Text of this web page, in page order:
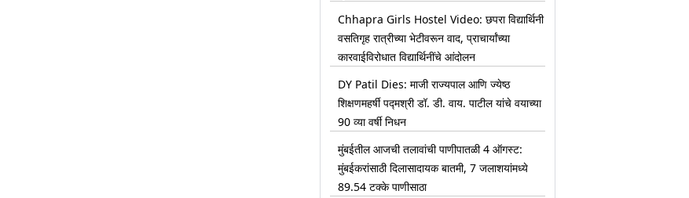
Chhapra Girls Hostel Video: छपरा विद्यार्थिनी
वसतिगृह रात्रीच्या भेटीवरून वाद, प्राचार्यांच्या
कारवाईविरोधात विद्यार्थिनींचे आंदोलन
DY Patil Dies: माजी राज्यपाल आणि ज्येष्ठ
शिक्षणमहर्षी पद्मश्री डॉ. डी. वाय. पाटील यांचे वयाच्या
90 व्या वर्षी निधन
मुंबईतील आजची तलावांची पाणीपातळी 4 ऑगस्ट:
मुंबईकरांसाठी दिलासादायक बातमी, 7 जलाशयांमध्ये
89.54 टक्के पाणीसाठा